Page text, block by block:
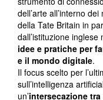
dell’arte all’interno
della Tate Britain in
dall’istituzione
idee e pratiche per
e il mondo digitale.
Il focus scelto per
sull’intelligenza
un’intersecazione